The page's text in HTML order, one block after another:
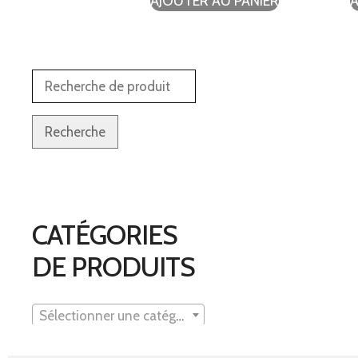
Recherche
CATÉGORIES
DE PRODUITS
Sélectionner une catégorie